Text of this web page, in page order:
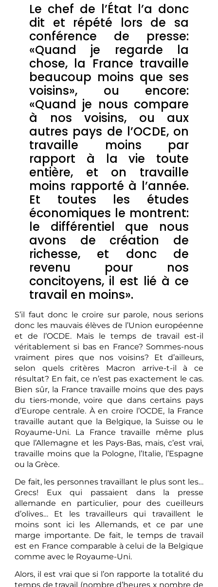
Le chef de l’État l’a donc
dit et répété lors de sa
conférence de presse:
«Quand je regarde la
chose, la France travaille
beaucoup moins que ses
voisins», ou encore:
«Quand je nous compare
à nos voisins, ou aux
autres pays de l’OCDE, on
travaille moins par
rapport à la vie toute
entière, et on travaille
moins rapporté à l’année.
Et toutes les études
économiques le montrent:
le différentiel que nous
avons de création de
richesse, et donc de
revenu pour nos
concitoyens, il est lié à ce
travail en moins».
S’il faut donc le croire sur parole, nous serions
donc les mauvais élèves de l’Union européenne
et de l’OCDE. Mais le temps de travail est-il
véritablement si bas en France? Sommes-nous
vraiment pires que nos voisins? Et d’ailleurs,
selon quels critères Macron arrive-t-il à ce
résultat? En fait, ce n’est pas exactement le cas.
Bien sûr, la France travaille moins que des pays
du tiers-monde, voire que dans certains pays
d’Europe centrale. À en croire l’OCDE, la France
travaille autant que la Belgique, la Suisse ou le
Royaume-Uni. La France travaille même plus
que l’Allemagne et les Pays-Bas, mais, c’est vrai,
travaille moins que la Pologne, l’Italie, l’Espagne
ou la Grèce.
De fait, les personnes travaillant le plus sont les…
Grecs! Eux qui passaient dans la presse
allemande en particulier, pour des cueilleurs
d’olives… Et les travailleurs qui travaillent le
moins sont ici les Allemands, et ce par une
marge importante. De fait, le temps de travail
est en France comparable à celui de la Belgique
comme avec le Royaume-Uni.
Alors, il est vrai que si l’on rapporte la totalité du
temps de travail (nombre d’heures x nombre de